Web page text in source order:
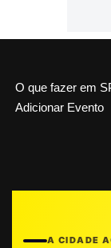
O que fazer em
Adicionar Evento
A CIDADE